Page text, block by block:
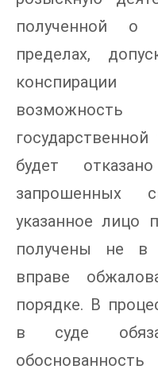
полученной
пределах,
будет
запрошенных
указанное лицо
получены не в
вправе
порядке. В
в суде